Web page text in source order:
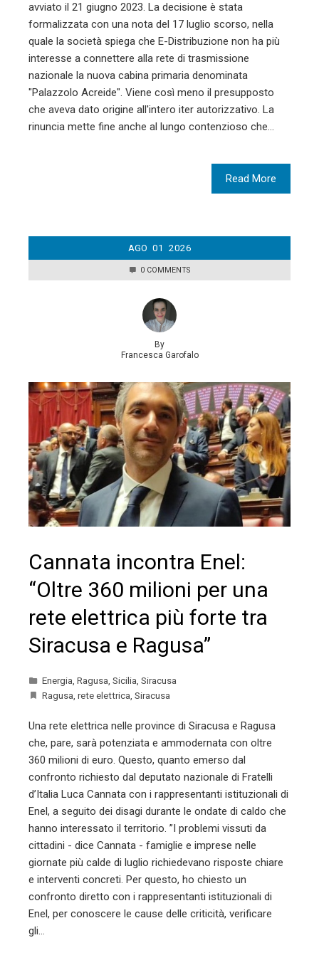
avviato il 21 giugno 2023. La decisione è stata
formalizzata con una nota del 17 luglio scorso, nella
quale la società spiega che E-Distribuzione non ha più
interesse a connettere alla rete di trasmissione
nazionale la nuova cabina primaria denominata
"Palazzolo Acreide". Viene così meno il presupposto
che aveva dato origine all'intero iter autorizzativo. La
rinuncia mette fine anche al lungo contenzioso che…
Read More
AGO 01 2026
0 COMMENTS
By
Francesca Garofalo
Cannata incontra Enel:
“Oltre 360 milioni per una
rete elettrica più forte tra
Siracusa e Ragusa”
Energia Ragusa Sicilia Siracusa
Ragusa rete elettrica Siracusa
Una rete elettrica nelle province di Siracusa e Ragusa
che, pare, sarà potenziata e ammodernata con oltre
360 milioni di euro. Questo, quanto emerso dal
confronto richiesto dal deputato nazionale di Fratelli
d’Italia Luca Cannata con i rappresentanti istituzionali di
Enel, a seguito dei disagi durante le ondate di caldo che
hanno interessato il territorio. ”I problemi vissuti da
cittadini - dice Cannata - famiglie e imprese nelle
giornate più calde di luglio richiedevano risposte chiare
e interventi concreti. Per questo, ho chiesto un
confronto diretto con i rappresentanti istituzionali di
Enel, per conoscere le cause delle criticità, verificare
gli…